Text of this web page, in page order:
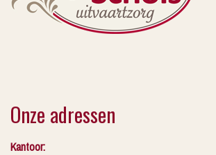
Onze adressen
Kantoor: